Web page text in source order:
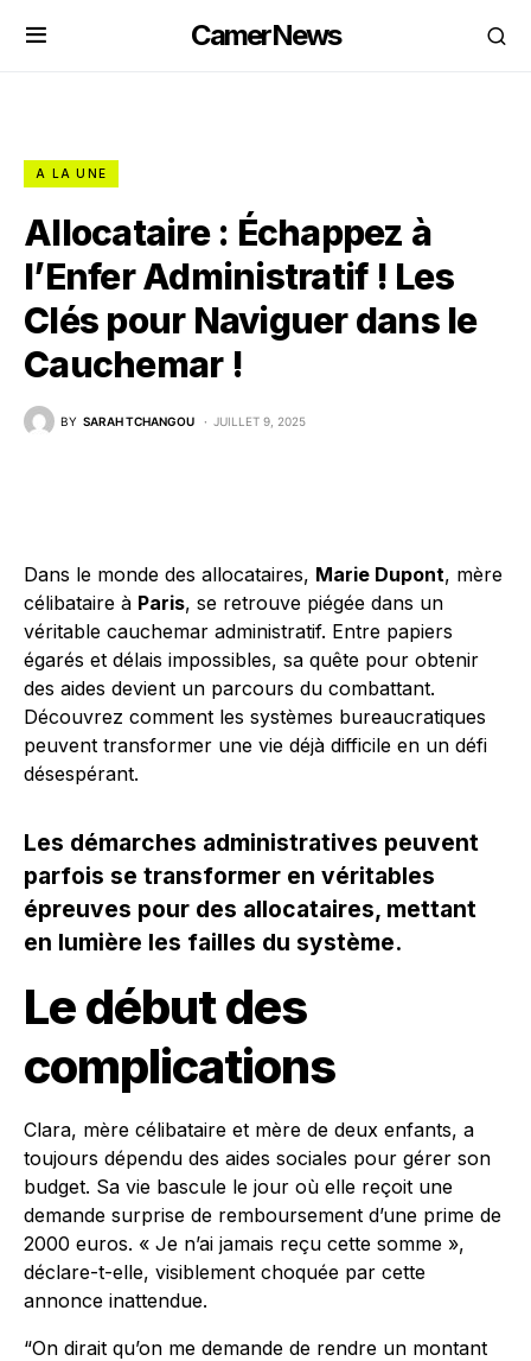
CamerNews
A LA UNE
Allocataire : Échappez à
l’Enfer Administratif ! Les
Clés pour Naviguer dans le
Cauchemar !
BY SARAH TCHANGOU JUILLET 9, 2025
Dans le monde des allocataires, Marie Dupont, mère
célibataire à Paris, se retrouve piégée dans un
véritable cauchemar administratif. Entre papiers
égarés et délais impossibles, sa quête pour obtenir
des aides devient un parcours du combattant.
Découvrez comment les systèmes bureaucratiques
peuvent transformer une vie déjà difficile en un défi
désespérant.
Les démarches administratives peuvent
parfois se transformer en véritables
épreuves pour des allocataires, mettant
en lumière les failles du système.
Le début des
complications
Clara, mère célibataire et mère de deux enfants, a
toujours dépendu des aides sociales pour gérer son
budget. Sa vie bascule le jour où elle reçoit une
demande surprise de remboursement d’une prime de
2000 euros. « Je n’ai jamais reçu cette somme »,
déclare-t-elle, visiblement choquée par cette
annonce inattendue.
“On dirait qu’on me demande de rendre un montant